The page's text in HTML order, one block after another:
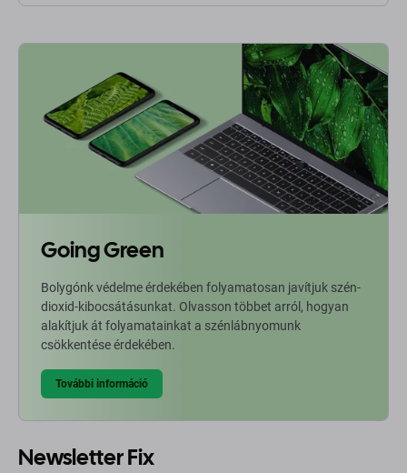
Going Green
Bolygónk védelme érdekében folyamatosan javítjuk szén-
dioxid-kibocsátásunkat. Olvasson többet arról, hogyan
alakítjuk át folyamatainkat a szénlábnyomunk
csökkentése érdekében.
További információ
Newsletter Fix